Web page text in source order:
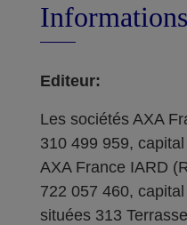
Editeur:
Les sociétés AXA
310 499 959,
AXA France IARD
722 057 460,
situées 313